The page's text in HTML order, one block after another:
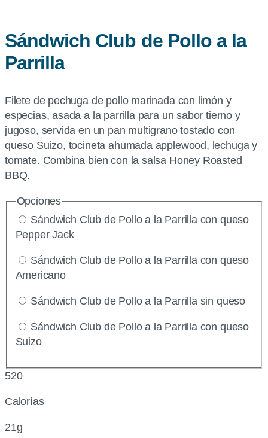
Sándwich Club de Pollo a la
Parrilla
Filete de pechuga de pollo marinada con limón y
especias, asada a la parrilla para un sabor tierno y
jugoso, servida en un pan multigrano tostado con
queso Suizo, tocineta ahumada applewood, lechuga y
tomate. Combina bien con la salsa Honey Roasted
BBQ.
Opciones
Sándwich Club de Pollo a la Parrilla con queso
Pepper Jack
Sándwich Club de Pollo a la Parrilla con queso
Americano
Sándwich Club de Pollo a la Parrilla sin queso
Sándwich Club de Pollo a la Parrilla con queso
Suizo
520
Calorías
21g